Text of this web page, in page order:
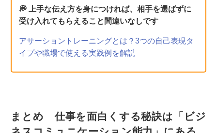
💭 上手な伝え方を身につければ、相手を選ばずに
受け入れてもらえること間違いなしです
アサーショントレーニングとは？3つの自己表現タ
イプや職場で使える実践例を解説
まとめ 仕事を面白くする秘訣は「ビジ